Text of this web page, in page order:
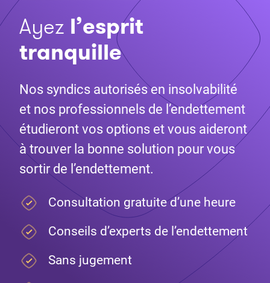
Ayez l’esprit
tranquille
Nos syndics autorisés en insolvabilité
et nos professionnels de l’endettement
étudieront vos options et vous aideront
à trouver la bonne solution pour vous
sortir de l’endettement.
Consultation gratuite d’une heure
Conseils d’experts de l’endettement
Sans jugement